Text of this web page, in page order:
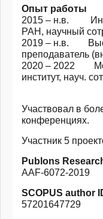
Опыт работы
2015 – н.в.
РАН, научный
2019 – н.в.
преподаватель
2020 – 2022
институт, науч.
Участвовал в
конференциях.
Участник 5
Publons
AAF-6072-2019
SCOPUS author
57201647729